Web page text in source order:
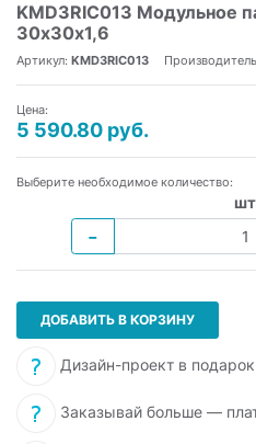
KMD3RIC013 Модульное
30х30х1,6
Артикул: KMD3RIC013
Цена:
5 590.80 руб.
Выберите необходимое количество:
шт
−
ДОБАВИТЬ В КОРЗИНУ
Дизайн-проект в подарок
Заказывай больше —